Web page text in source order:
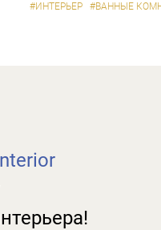
#ИНТЕРЬЕР #ВАННЫЕ